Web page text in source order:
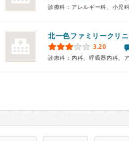
診療科：アレルギー科、小児
北一色ファミリークリニ
3.20
診療科：内科、呼吸器内科、